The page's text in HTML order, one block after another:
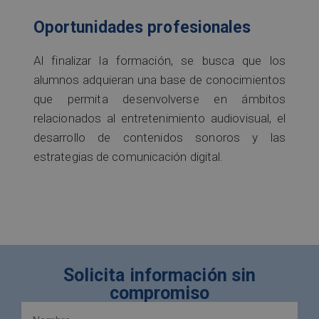
Oportunidades profesionales
Al finalizar la formación, se busca que los
alumnos adquieran una base de conocimientos
que permita desenvolverse en ámbitos
relacionados al entretenimiento audiovisual, el
desarrollo de contenidos sonoros y las
estrategias de comunicación digital.
Solicita información sin
compromiso